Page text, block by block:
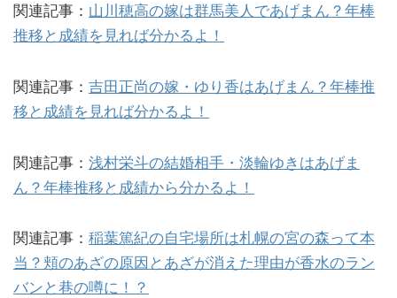
関連記事： 山川穂高の嫁は群馬美人であげまん？年棒
推移と成績を見れば分かるよ！
関連記事： 吉田正尚の嫁・ゆり香はあげまん？年棒推
移と成績を見れば分かるよ！
関連記事： 浅村栄斗の結婚相手・淡輪ゆきはあげま
ん？年棒推移と成績から分かるよ！
関連記事： 稲葉篤紀の自宅場所は札幌の宮の森って本
当？頬のあざの原因とあざが消えた理由が香水のラン
バンと巷の噂に！？